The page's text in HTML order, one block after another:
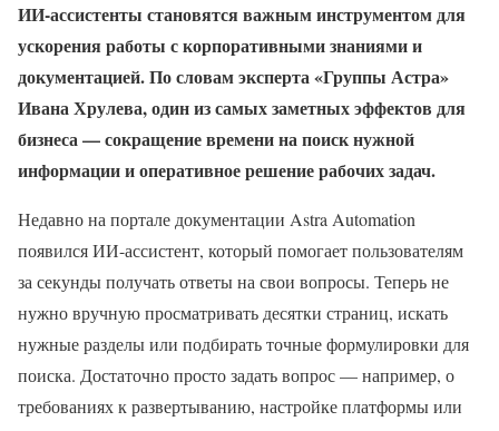
ИИ-ассистенты становятся важным инструментом для
ускорения работы с корпоративными знаниями и
документацией. По словам эксперта «Группы Астра»
Ивана Хрулева, один из самых заметных эффектов для
бизнеса — сокращение времени на поиск нужной
информации и оперативное решение рабочих задач.
Недавно на портале документации Astra Automation
появился ИИ-ассистент, который помогает пользователям
за секунды получать ответы на свои вопросы. Теперь не
нужно вручную просматривать десятки страниц, искать
нужные разделы или подбирать точные формулировки для
поиска. Достаточно просто задать вопрос — например, о
требованиях к развертыванию, настройке платформы или